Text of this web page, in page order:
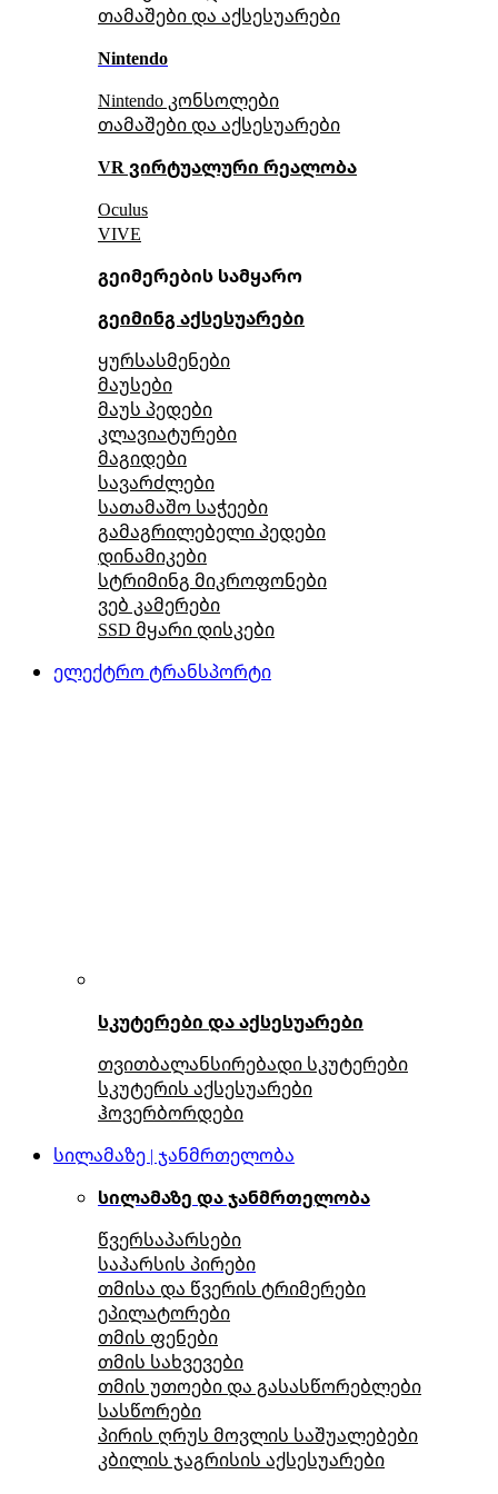
თამაშები და აქსესუარები
Nintendo
Nintendo კონსოლები
თამაშები და აქსესუარები
VR ვირტუალური რეალობა
Oculus
VIVE
გეიმერების სამყარო
გეიმინგ აქსესუარები
ყურსასმენები
მაუსები
მაუს პედები
კლავიატურები
მაგიდები
სავარძლები
სათამაშო საჭეები
გამაგრილებელი პედები
დინამიკები
სტრიმინგ მიკროფონები
ვებ კამერები
SSD მყარი დისკები
ელექტრო ტრანსპორტი
სკუტერები და აქსესუარები
თვითბალანსირებადი სკუტერები
სკუტერის აქსესუარები
ჰოვერბორდები
სილამაზე | ჯანმრთელობა
სილამაზე და ჯანმრთელობა
წვერსაპარსები
საპარსის პირები
თმისა და წვერის ტრიმერები
ეპილატორები
თმის ფენები
თმის სახვევები
თმის უთოები და გასასწორებლები
სასწორები
პირის ღრუს მოვლის საშუალებები
კბილის ჯაგრისის აქსესუარები